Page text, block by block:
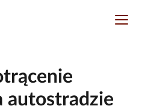
autostradzie